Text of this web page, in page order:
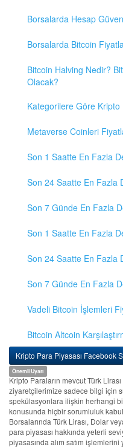
Borsalarda Hesap
Borsalarda Bitcoin
Bitcoin Halving Nedir?
Olacak?
Kategorilere Göre Kripto
Metaverse Coinleri
Son 1 Saatte En Fazla
Son 24 Saatte En Fazla
Son 7 Günde En Fazla
Son 1 Saatte En Fazla
Son 24 Saatte En Fazla
Son 7 Günde En Fazla
Vadeli Bitcoin İşlemleri
Bitcoin Altcoin
Kripto Para Piyasası Facebook
Önemli Uyarı
Kripto Paraların mevcut Türk
ziyaretçilerimize sadece bilgi için
spekülasyonlara ilişkin herhangi
konusunda hiçbir sorumluluk
Borsalarında Türk Lirası, Dolar
para piyasası hakkında yeterli
piyasasında alım satım